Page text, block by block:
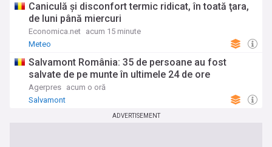
Caniculă şi disconfort termic ridicat, în toată ţara,
de luni până miercuri
Economica.net acum 15 minute
Meteo
Salvamont România: 35 de persoane au fost
salvate de pe munte în ultimele 24 de ore
Agerpres acum o oră
Salvamont
ADVERTISEMENT